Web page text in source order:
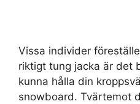
Vissa individer
riktigt tung jacka är det
kunna hålla din
snowboard. Tvärtemot